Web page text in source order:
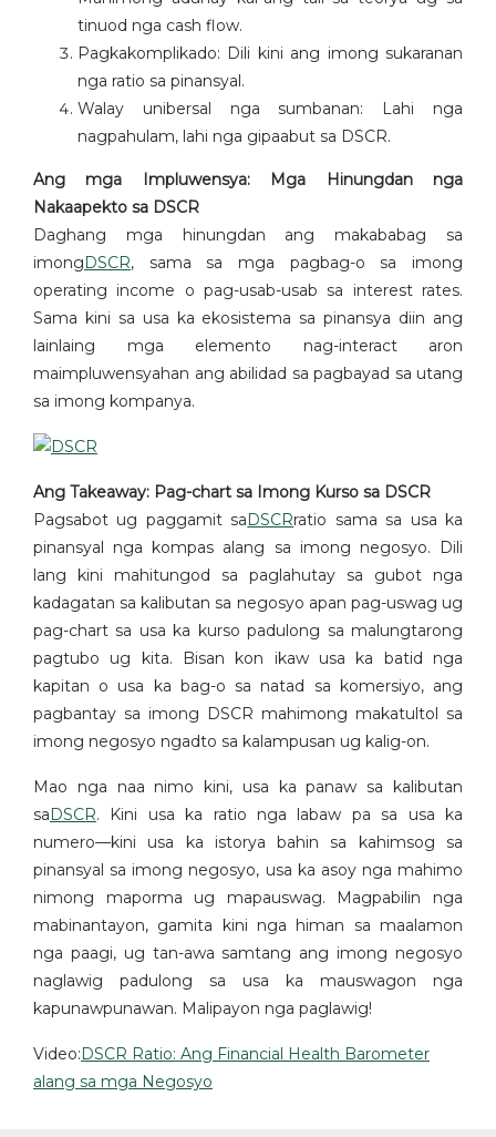
tinuod nga cash flow.
Pagkakomplikado: Dili kini ang imong sukaranan
nga ratio sa pinansyal.
Walay unibersal nga sumbanan: Lahi nga
nagpahulam, lahi nga gipaabut sa DSCR.
Ang mga Impluwensya: Mga Hinungdan nga
Nakaapekto sa DSCR
Daghang mga hinungdan ang makababag sa
imongDSCR, sama sa mga pagbag-o sa imong
operating income o pag-usab-usab sa interest rates.
Sama kini sa usa ka ekosistema sa pinansya diin ang
lainlaing mga elemento nag-interact aron
maimpluwensyahan ang abilidad sa pagbayad sa utang
sa imong kompanya.
Ang Takeaway: Pag-chart sa Imong Kurso sa DSCR
Pagsabot ug paggamit saDSCRratio sama sa usa ka
pinansyal nga kompas alang sa imong negosyo. Dili
lang kini mahitungod sa paglahutay sa gubot nga
kadagatan sa kalibutan sa negosyo apan pag-uswag ug
pag-chart sa usa ka kurso padulong sa malungtarong
pagtubo ug kita. Bisan kon ikaw usa ka batid nga
kapitan o usa ka bag-o sa natad sa komersiyo, ang
pagbantay sa imong DSCR mahimong makatultol sa
imong negosyo ngadto sa kalampusan ug kalig-on.
Mao nga naa nimo kini, usa ka panaw sa kalibutan
saDSCR. Kini usa ka ratio nga labaw pa sa usa ka
numero—kini usa ka istorya bahin sa kahimsog sa
pinansyal sa imong negosyo, usa ka asoy nga mahimo
nimong maporma ug mapauswag. Magpabilin nga
mabinantayon, gamita kini nga himan sa maalamon
nga paagi, ug tan-awa samtang ang imong negosyo
naglawig padulong sa usa ka mauswagon nga
kapunawpunawan. Malipayon nga paglawig!
Video:DSCR Ratio: Ang Financial Health Barometer
alang sa mga Negosyo